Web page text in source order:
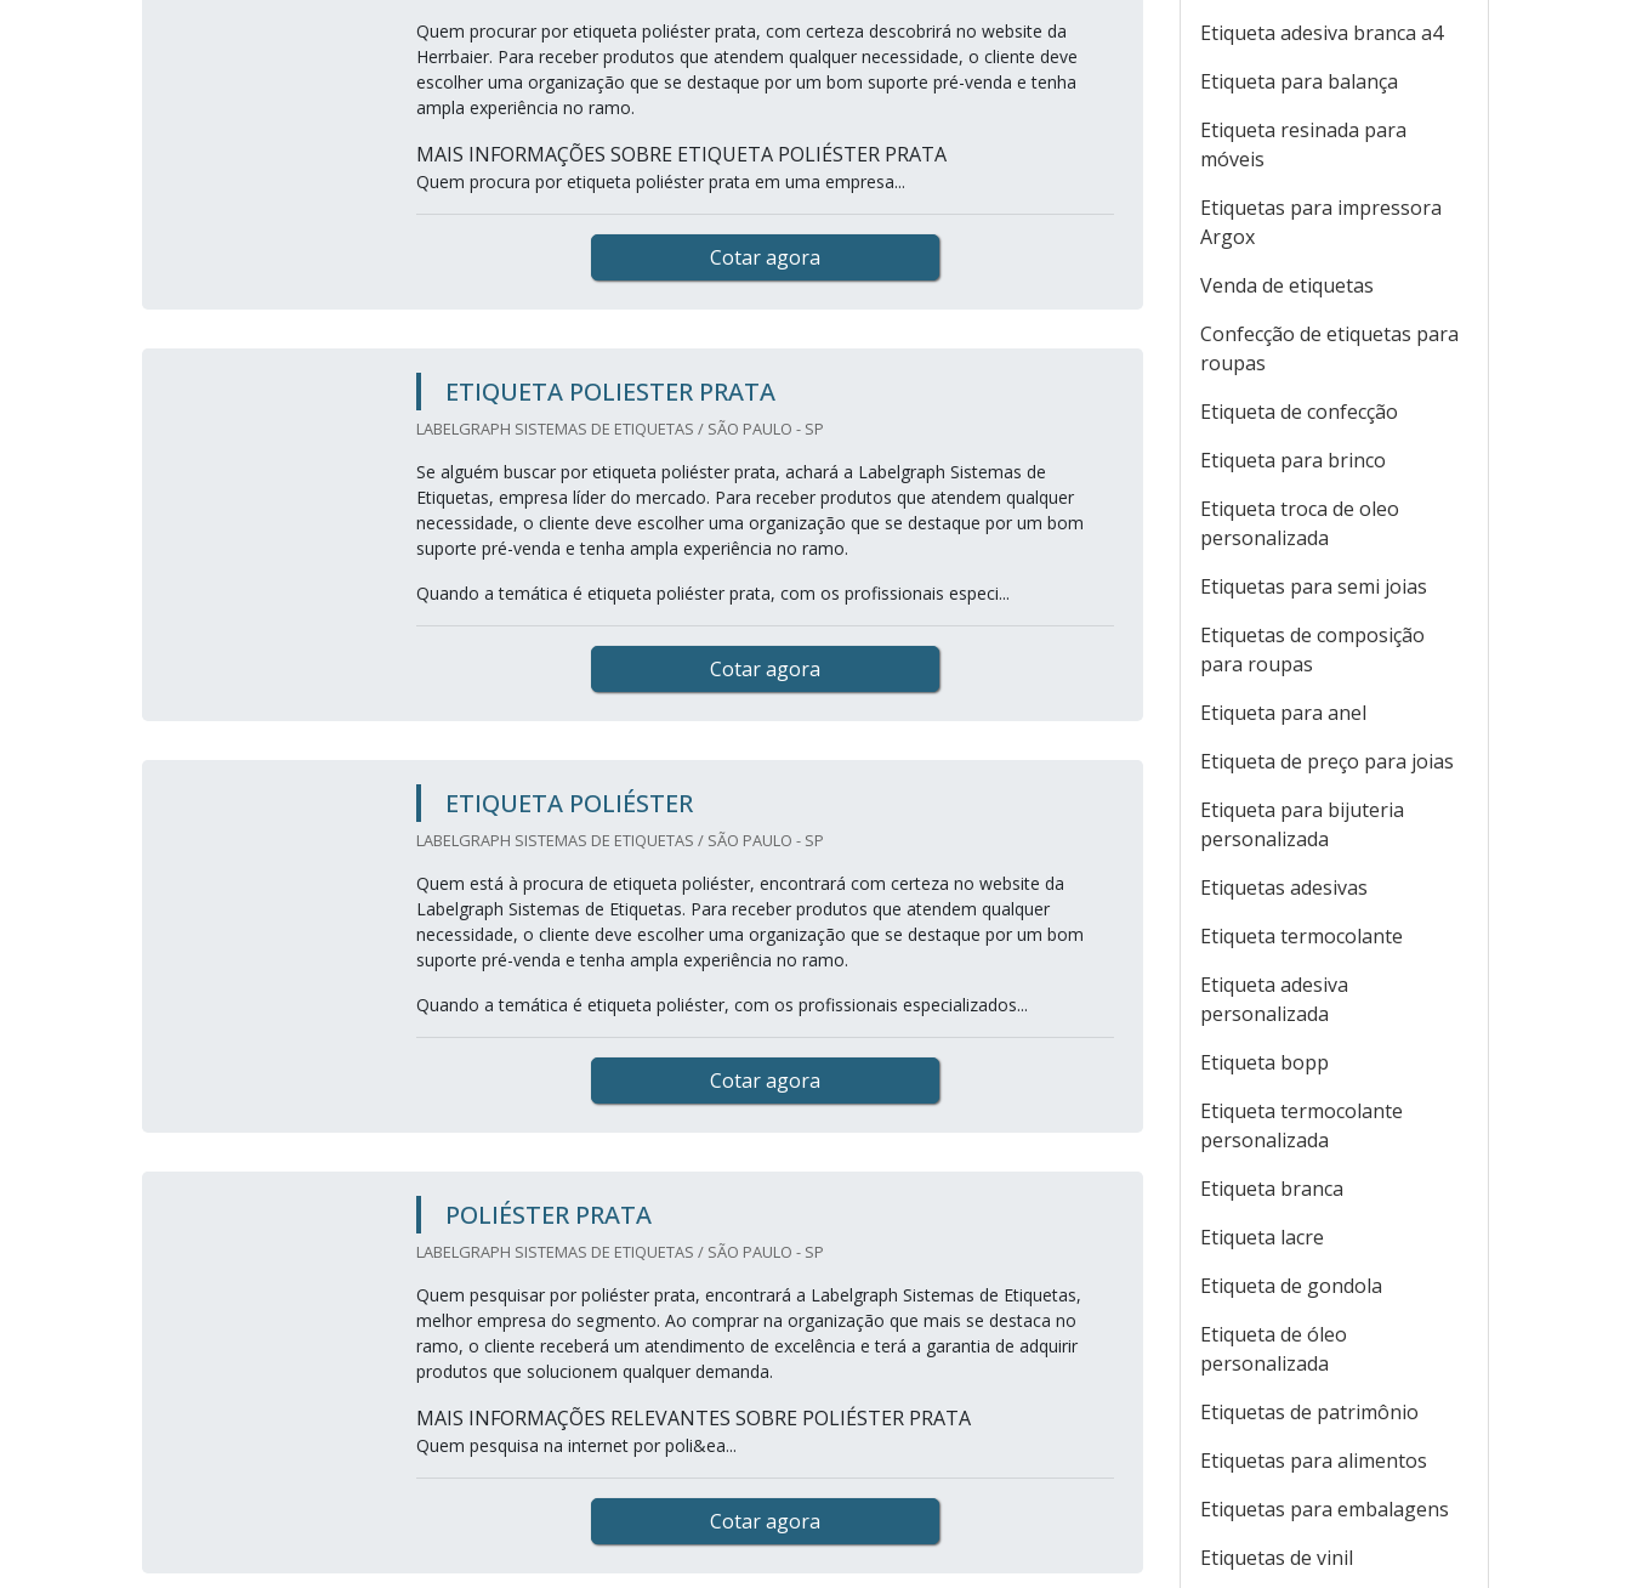
Quem procurar por etiqueta poliéster prata, com certeza descobrirá no website da
Herrbaier. Para receber produtos que atendem qualquer necessidade, o cliente deve
escolher uma organização que se destaque por um bom suporte pré-venda e tenha
ampla experiência no ramo.
MAIS INFORMAÇÕES SOBRE ETIQUETA POLIÉSTER PRATA
Quem procura por etiqueta poliéster prata em uma empresa...
Cotar agora
ETIQUETA POLIESTER PRATA
LABELGRAPH SISTEMAS DE ETIQUETAS / SÃO PAULO - SP
Se alguém buscar por etiqueta poliéster prata, achará a Labelgraph Sistemas de
Etiquetas, empresa líder do mercado. Para receber produtos que atendem qualquer
necessidade, o cliente deve escolher uma organização que se destaque por um bom
suporte pré-venda e tenha ampla experiência no ramo.
Quando a temática é etiqueta poliéster prata, com os profissionais especi...
Cotar agora
ETIQUETA POLIÉSTER
LABELGRAPH SISTEMAS DE ETIQUETAS / SÃO PAULO - SP
Quem está à procura de etiqueta poliéster, encontrará com certeza no website da
Labelgraph Sistemas de Etiquetas. Para receber produtos que atendem qualquer
necessidade, o cliente deve escolher uma organização que se destaque por um bom
suporte pré-venda e tenha ampla experiência no ramo.
Quando a temática é etiqueta poliéster, com os profissionais especializados...
Cotar agora
POLIÉSTER PRATA
LABELGRAPH SISTEMAS DE ETIQUETAS / SÃO PAULO - SP
Quem pesquisar por poliéster prata, encontrará a Labelgraph Sistemas de Etiquetas,
melhor empresa do segmento. Ao comprar na organização que mais se destaca no
ramo, o cliente receberá um atendimento de excelência e terá a garantia de adquirir
produtos que solucionem qualquer demanda.
MAIS INFORMAÇÕES RELEVANTES SOBRE POLIÉSTER PRATA
Quem pesquisa na internet por poli&ea...
Cotar agora
Etiqueta adesiva branca a4
Etiqueta para balança
Etiqueta resinada para
móveis
Etiquetas para impressora
Argox
Venda de etiquetas
Confecção de etiquetas para
roupas
Etiqueta de confecção
Etiqueta para brinco
Etiqueta troca de oleo
personalizada
Etiquetas para semi joias
Etiquetas de composição
para roupas
Etiqueta para anel
Etiqueta de preço para joias
Etiqueta para bijuteria
personalizada
Etiquetas adesivas
Etiqueta termocolante
Etiqueta adesiva
personalizada
Etiqueta bopp
Etiqueta termocolante
personalizada
Etiqueta branca
Etiqueta lacre
Etiqueta de gondola
Etiqueta de óleo
personalizada
Etiquetas de patrimônio
Etiquetas para alimentos
Etiquetas para embalagens
Etiquetas de vinil